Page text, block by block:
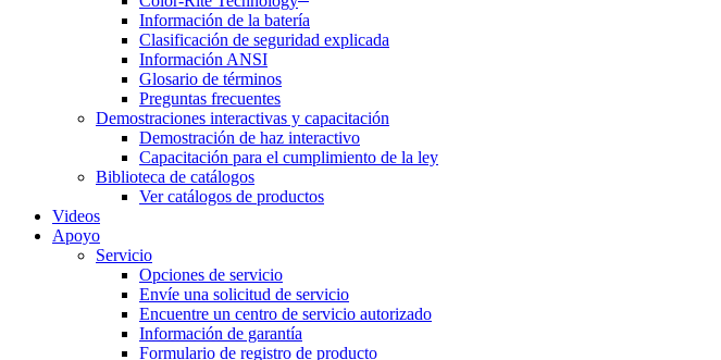
Información de la batería
Clasificación de seguridad explicada
Información ANSI
Glosario de términos
Preguntas frecuentes
Demostraciones interactivas y capacitación
Demostración de haz interactivo
Capacitación para el cumplimiento de la ley
Biblioteca de catálogos
Ver catálogos de productos
Videos
Apoyo
Servicio
Opciones de servicio
Envíe una solicitud de servicio
Encuentre un centro de servicio autorizado
Información de garantía
Formulario de registro de producto